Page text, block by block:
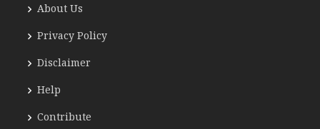
About Us
Privacy Policy
Disclaimer
Help
Contribute